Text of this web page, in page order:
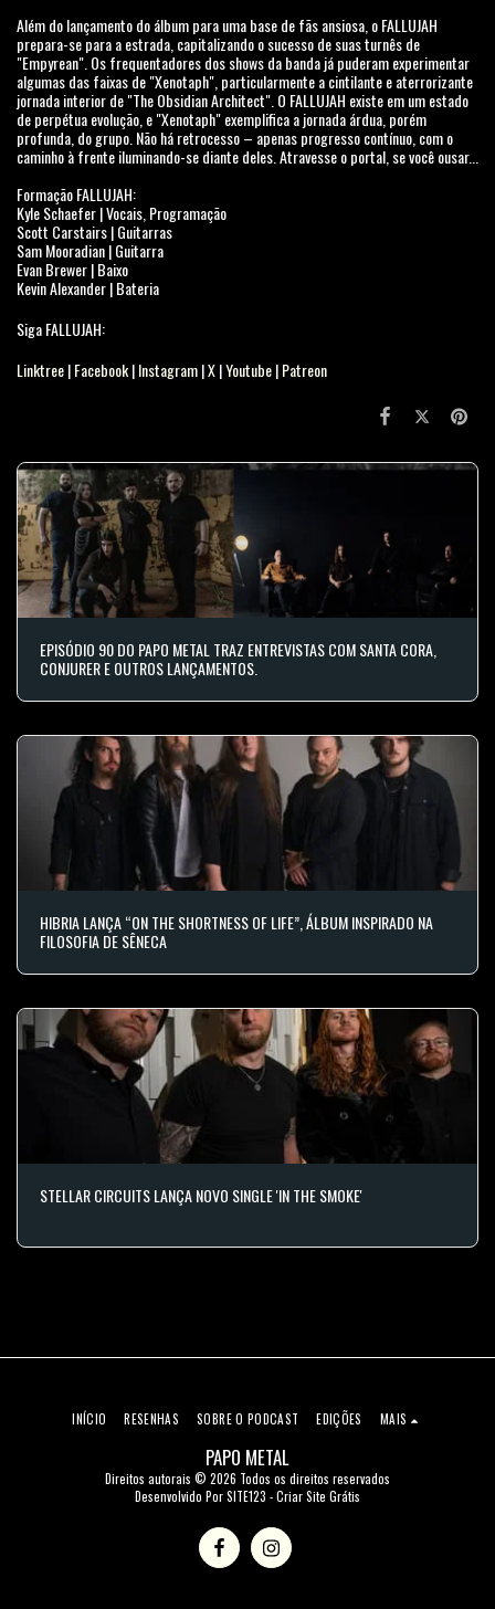
Além do lançamento do álbum para uma base de fãs ansiosa, o FALLUJAH
prepara-se para a estrada, capitalizando o sucesso de suas turnês de
"Empyrean". Os frequentadores dos shows da banda já puderam experimentar
algumas das faixas de "Xenotaph", particularmente a cintilante e aterrorizante
jornada interior de "The Obsidian Architect". O FALLUJAH existe em um estado
de perpétua evolução, e "Xenotaph" exemplifica a jornada árdua, porém
profunda, do grupo. Não há retrocesso – apenas progresso contínuo, com o
caminho à frente iluminando-se diante deles. Atravesse o portal, se você ousar...
Formação FALLUJAH:
Kyle Schaefer | Vocais, Programação
Scott Carstairs | Guitarras
Sam Mooradian | Guitarra
Evan Brewer | Baixo
Kevin Alexander | Bateria
Siga FALLUJAH:
Linktree|Facebook|Instagram|X|Youtube|Patreon
EPISÓDIO 90 DO PAPO METAL TRAZ ENTREVISTAS COM SANTA CORA,
CONJURER E OUTROS LANÇAMENTOS.
HIBRIA LANÇA “ON THE SHORTNESS OF LIFE”, ÁLBUM INSPIRADO NA
FILOSOFIA DE SÊNECA
STELLAR CIRCUITS LANÇA NOVO SINGLE 'IN THE SMOKE'
PAPO METAL
Direitos autorais © 2026 Todos os direitos reservados
Desenvolvido PorSITE123 -Criar Site Grátis
INÍCIO RESENHAS SOBRE O PODCAST EDIÇÕES MAIS